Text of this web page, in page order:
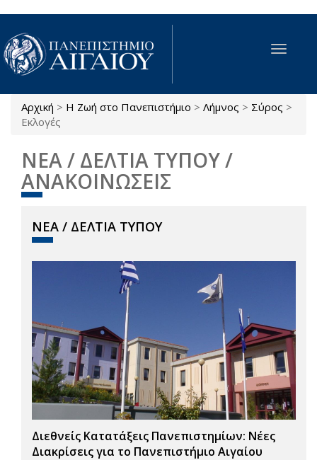
Παράκαμψη προς το κυρίως περιεχόμενο
Toggle
Είστε εδώ
Αρχική > Η Ζωή στο Πανεπιστήμιο > Λήμνος > Σύρος >
Εκλογές
ΝΕΑ / ΔΕΛΤΙΑ ΤΥΠΟΥ /
ΑΝΑΚΟΙΝΩΣΕΙΣ
ΝΕΑ / ΔΕΛΤΙΑ ΤΥΠΟΥ
Διεθνείς Κατατάξεις Πανεπιστημίων: Νέες
Διακρίσεις για το Πανεπιστήμιο Αιγαίου